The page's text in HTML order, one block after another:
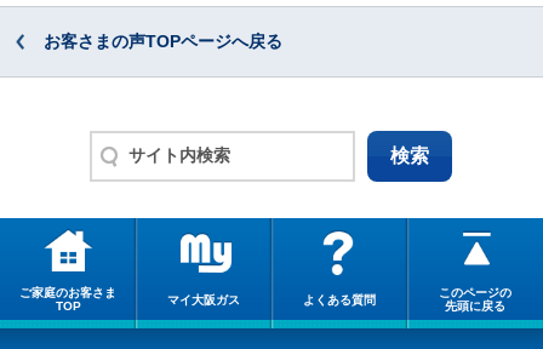
お客さまの声TOPページへ戻る
ご家庭のお客さま
TOP
マイ大阪ガス よくある質問
このページの
先頭に戻る